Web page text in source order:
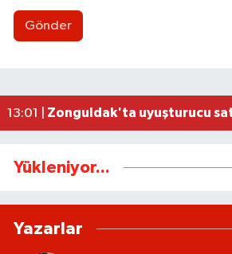
Gönder
14:25 |İşçi lideri Denizer, kabri
13:01 | Zonguldak'ta uyuşturucu
Yükleniyor...
Yazarlar